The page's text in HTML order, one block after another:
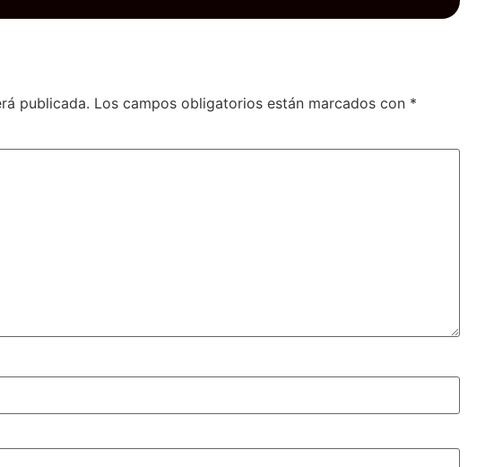
publicada. Los campos obligatorios están marcados con *